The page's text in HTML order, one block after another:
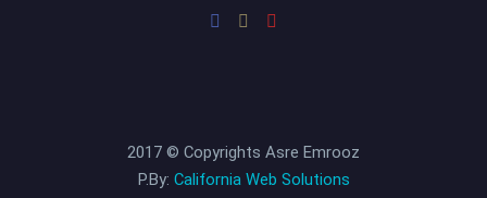
2017 © Copyrights Asre Emrooz
P.By: California Web Solutions